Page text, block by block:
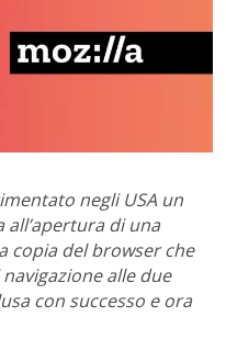
negli USA un
di una
copia del browser che
alle due
con successo e ora